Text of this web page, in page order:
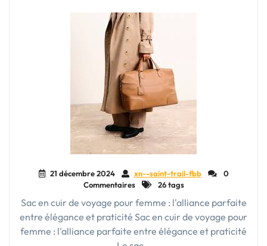
21 décembre 2024 xn--saint-trail-fbb
0
Commentaires
26 tags
Sac en cuir de voyage pour femme : l'alliance parfaite
entre élégance et praticité Sac en cuir de voyage pour
femme : l'alliance parfaite entre élégance et praticité